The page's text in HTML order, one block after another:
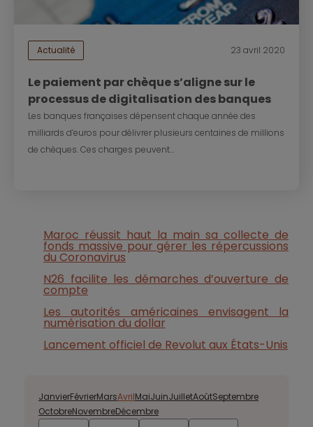
Actualité 23 avril 2020
Le paiement par chèque s’aligne sur le
processus de digitalisation des banques
Les banques françaises dépensent chaque année des
milliards d’euros pour délivrer plusieurs centaines de millions
de chèques. Ces charges peuvent...
Maroc réussit haut la main sa collecte de
fonds massive pour gérer les répercussions
du Coronavirus
N26 facilite les démarches d’ouverture de
compte
Les autorités américaines envisagent la
numérisation du dollar
Lancement officiel de Revolut aux États-Unis
JanvierFévrierMarsAvrilMaiJuinJuilletAoûtSeptembre
OctobreNovembreDécembre